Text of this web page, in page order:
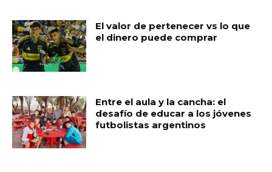
El valor de pertenecer vs lo que
el dinero puede comprar
Entre el aula y la cancha: el
desafío de educar a los jóvenes
futbolistas argentinos